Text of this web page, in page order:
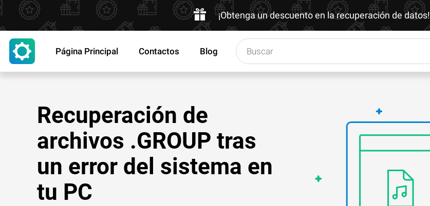
¡Obtenga un descuento en la recuperación de datos!
Página Principal Contactos Blog
Recuperación de
archivos .GROUP tras
un error del sistema en
tu PC